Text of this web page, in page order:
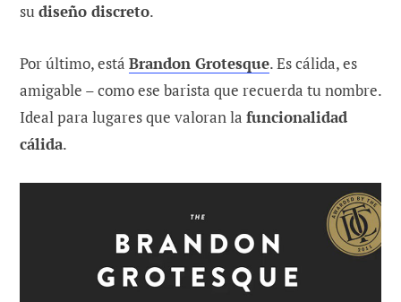
sudiseño discreto.
Por último, está Brandon Grotesque. Es cálida, es
amigable – como ese barista que recuerda tu nombre.
Ideal para lugares que valoran la funcionalidad
cálida.